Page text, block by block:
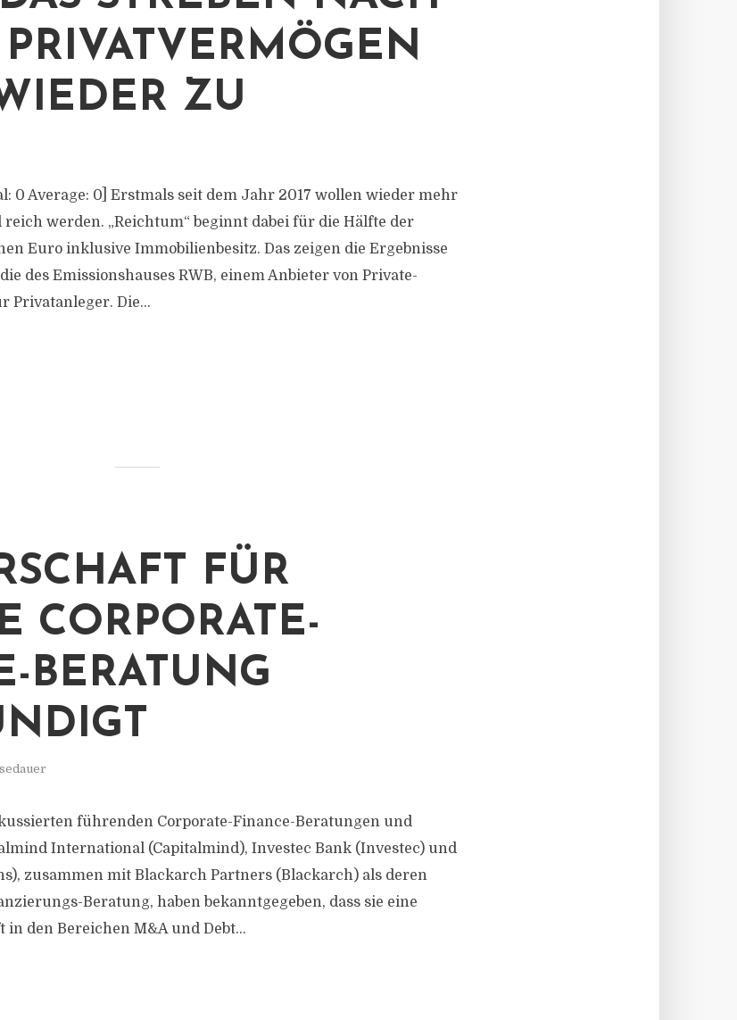
ZU
0 Average: 0] Erstmals seit dem Jahr 2017 wollen wieder mehr
werden. „Reichtum“ beginnt dabei für die Hälfte der
Euro inklusive Immobilienbesitz. Das zeigen die Ergebnisse
des Emissionshauses RWB, einem Anbieter von Private-
Privatanleger. Die...
FÜR
CORPORATE-
BERATUNG
führenden Corporate-Finance-Beratungen und
International (Capitalmind), Investec Bank (Investec) und
zusammen mit Blackarch Partners (Blackarch) als deren
Beratung, haben bekanntgegeben, dass sie eine
den Bereichen M&A und Debt...